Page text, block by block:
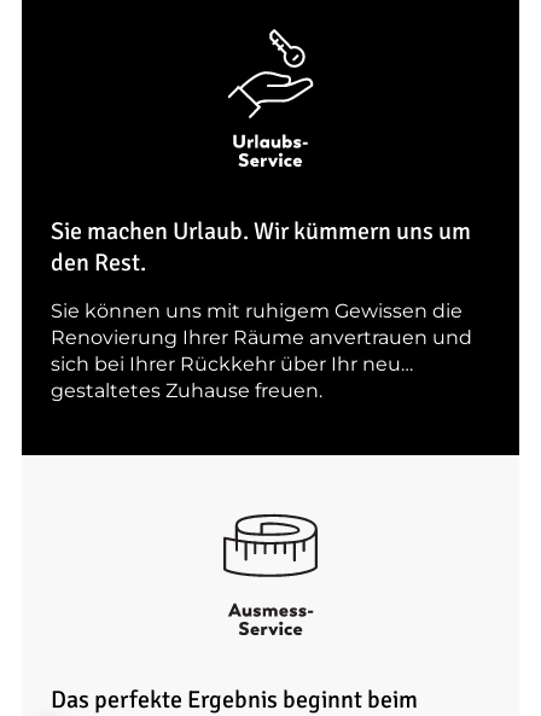
Sie machen Urlaub. Wir kümmern uns um
den Rest.
Sie können uns mit ruhigem Gewissen die
Renovierung Ihrer Räume anvertrauen und
sich bei Ihrer Rückkehr über Ihr neu
gestaltetes Zuhause freuen.
Das perfekte Ergebnis beginnt beim